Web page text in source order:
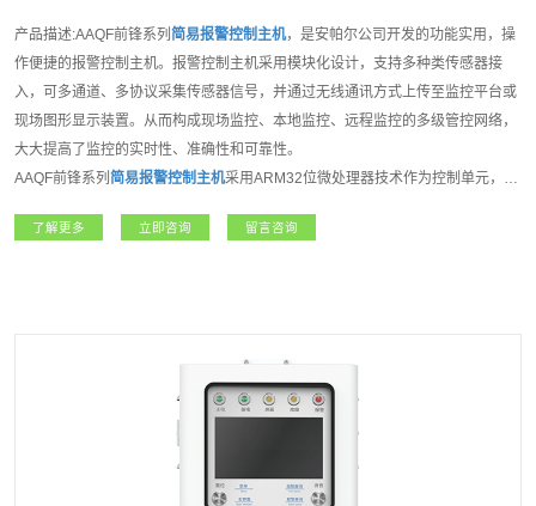
产品描述:AAQF前锋系列 简易报警控制主机，是安帕尔公司开发的功能实用，操
作便捷的报警控制主机。报警控制主机采用模块化设计，支持多种类传感器接
入，可多通道、多协议采集传感器信号，并通过无线通讯方式上传至监控平台或
现场图形显示装置。从而构成现场监控、本地监控、远程监控的多级管控网络，
大大提高了监控的实时性、准确性和可靠性。
AAQF前锋系列 简易报警控制主机采用ARM32位微处理器技术作为控制单元，
RS485输出，4组继电器接口，用于控制风机、电磁阀和数据上传使用；用户可
了解更多 立即咨询 留言咨询